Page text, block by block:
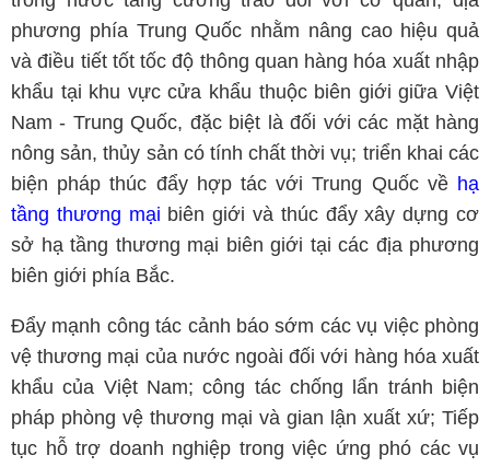
phương phía Trung Quốc nhằm nâng cao hiệu quả
và điều tiết tốt tốc độ thông quan hàng hóa xuất nhập
khẩu tại khu vực cửa khẩu thuộc biên giới giữa Việt
Nam - Trung Quốc, đặc biệt là đối với các mặt hàng
nông sản, thủy sản có tính chất thời vụ; triển khai các
biện pháp thúc đẩy hợp tác với Trung Quốc về hạ
tầng thương mại biên giới và thúc đẩy xây dựng cơ
sở hạ tầng thương mại biên giới tại các địa phương
biên giới phía Bắc.
Đẩy mạnh công tác cảnh báo sớm các vụ việc phòng
vệ thương mại của nước ngoài đối với hàng hóa xuất
khẩu của Việt Nam; công tác chống lẩn tránh biện
pháp phòng vệ thương mại và gian lận xuất xứ; Tiếp
tục hỗ trợ doanh nghiệp trong việc ứng phó các vụ